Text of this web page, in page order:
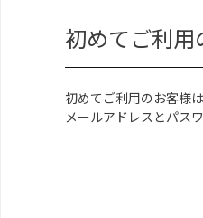
初めてご利用
初めてご利用のお客様
メールアドレスとパス